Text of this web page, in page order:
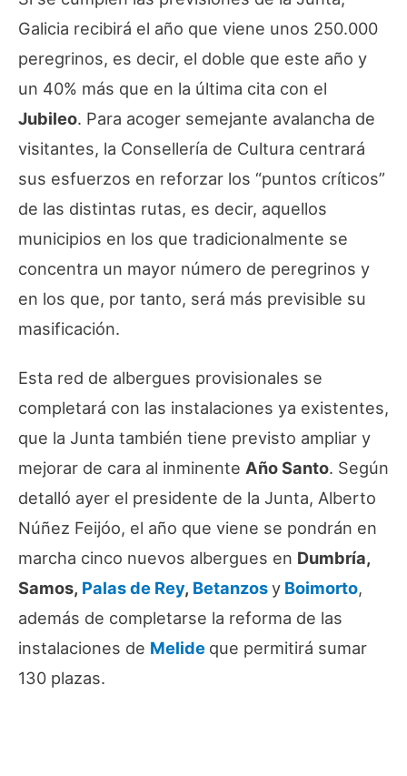
Galicia recibirá el año que viene unos 250.000
peregrinos, es decir, el doble que este año y
un 40% más que en la última cita con el
Jubileo. Para acoger semejante avalancha de
visitantes, la Consellería de Cultura centrará
sus esfuerzos en reforzar los “puntos críticos”
de las distintas rutas, es decir, aquellos
municipios en los que tradicionalmente se
concentra un mayor número de peregrinos y
en los que, por tanto, será más previsible su
masificación.
Esta red de albergues provisionales se
completará con las instalaciones ya existentes,
que la Junta también tiene previsto ampliar y
mejorar de cara al inminente Año Santo. Según
detalló ayer el presidente de la Junta, Alberto
Núñez Feijóo, el año que viene se pondrán en
marcha cinco nuevos albergues en Dumbría,
Samos, Palas de Rey, Betanzosy Boimorto,
además de completarse la reforma de las
instalaciones de Melide que permitirá sumar
130 plazas.